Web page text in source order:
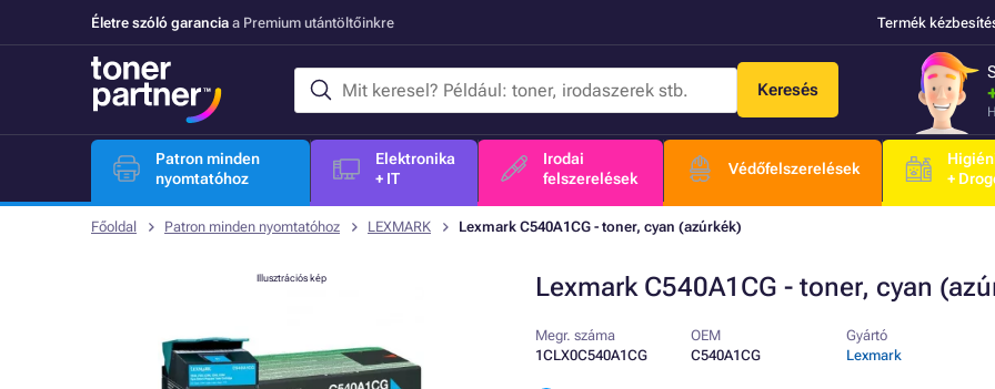
Életre szóló garancia a Premium utántöltőinkre Termék
Keresés
Patron minden
nyomtatóhoz
Elektronika
+ IT
Irodai
felszerelések
Védőfelszerelések
+
Főoldal Patron minden nyomtatóhoz LEXMARK Lexmark C540A1CG - toner, cyan (azúrkék)
Lexmark C540A1CG - toner, cyan
Illusztrációs kép
Megr. száma
1CLX0C540A1CG
OEM
C540A1CG
Gyártó
Lexmark